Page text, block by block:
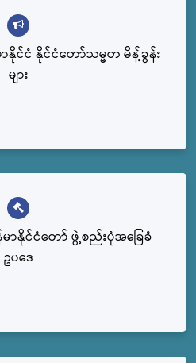
နိုင်ငံ နိုင်ငံတော်သမ္မတ မိန့်ခွန်း
များ
ာနိုင်ငံတော် ဖွဲ့စည်းပုံအခြေခံ
ဥပဒေ